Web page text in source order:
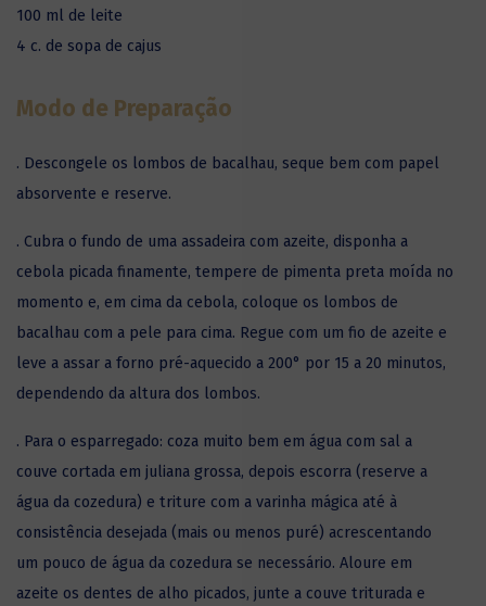
100 ml de leite
4 c. de sopa de cajus
Modo de Preparação
. Descongele os lombos de bacalhau, seque bem com papel
absorvente e reserve.
. Cubra o fundo de uma assadeira com azeite, disponha a
cebola picada finamente, tempere de pimenta preta moída no
momento e, em cima da cebola, coloque os lombos de
bacalhau com a pele para cima. Regue com um fio de azeite e
leve a assar a forno pré-aquecido a 200° por 15 a 20 minutos,
dependendo da altura dos lombos.
. Para o esparregado: coza muito bem em água com sal a
couve cortada em juliana grossa, depois escorra (reserve a
água da cozedura) e triture com a varinha mágica até à
consistência desejada (mais ou menos puré) acrescentando
um pouco de água da cozedura se necessário. Aloure em
azeite os dentes de alho picados, junte a couve triturada e